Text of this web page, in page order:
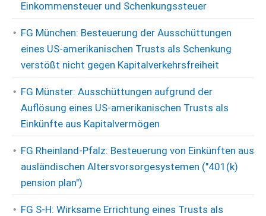
Einkommensteuer und Schenkungssteuer
FG München: Besteuerung der Ausschüttungen
eines US-amerikanischen Trusts als Schenkung
verstößt nicht gegen Kapitalverkehrsfreiheit
FG Münster: Ausschüttungen aufgrund der
Auflösung eines US-amerikanischen Trusts als
Einkünfte aus Kapitalvermögen
FG Rheinland-Pfalz: Besteuerung von Einkünften aus
ausländischen Altersvorsorgesystemen ("401(k)
pension plan")
FG S-H: Wirksame Errichtung eines Trusts als